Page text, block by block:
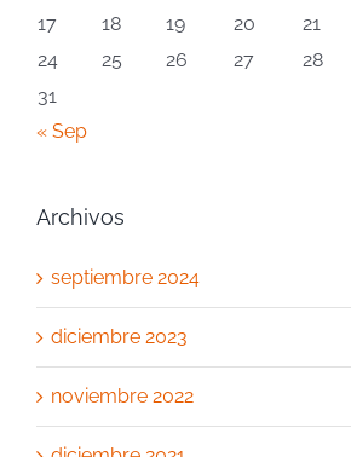
17
18 19 20 21
24
25 26 27 28
31
« Sep
Archivos
septiembre 2024
diciembre 2023
noviembre 2022